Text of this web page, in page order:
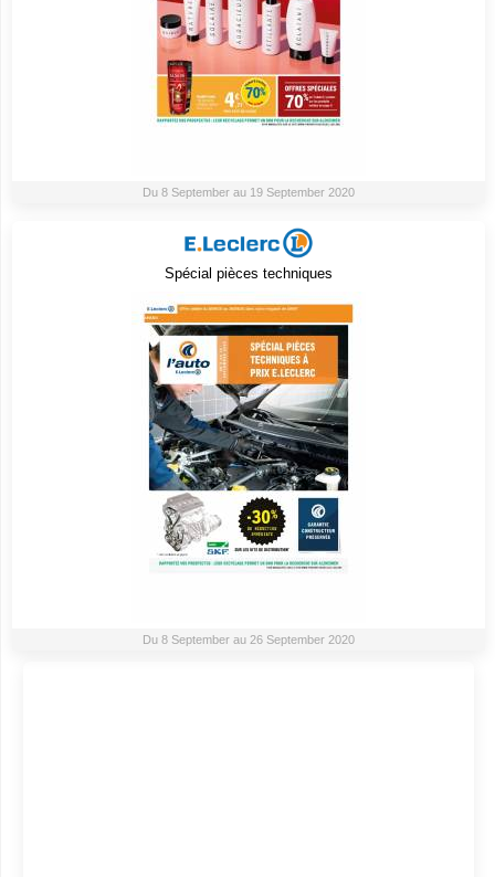
Du 8 September au 19 September 2020
Spécial pièces techniques
Du 8 September au 26 September 2020